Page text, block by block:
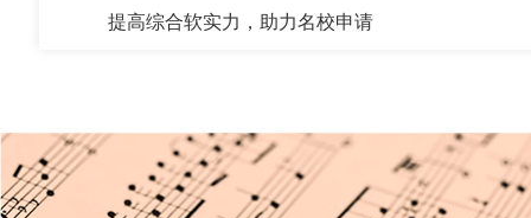
提高综合软实力，助力名校申请